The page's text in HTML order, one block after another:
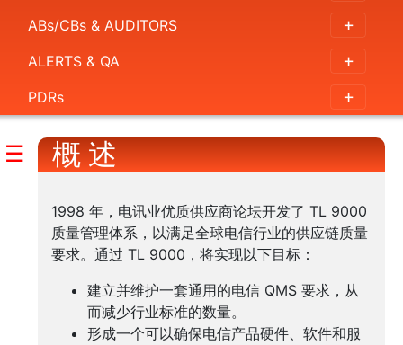
ABs/CBs & AUDITORS
ALERTS & QA
PDRs
择
TL
Comparison
with
other
☰ 概 述
1998 年，电讯业优质供应商论坛开发了 TL 9000
质量管理体系，以满足全球电信行业的供应链质量
要求。通过 TL 9000，将实现以下目标：
建立并维护一套通用的电信 QMS 要求，从
而减少行业标准的数量。
形成一个可以确保电信产品硬件、软件和服